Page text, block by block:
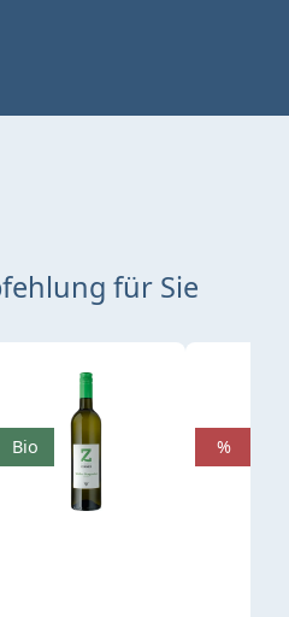
für Sie
Bio %